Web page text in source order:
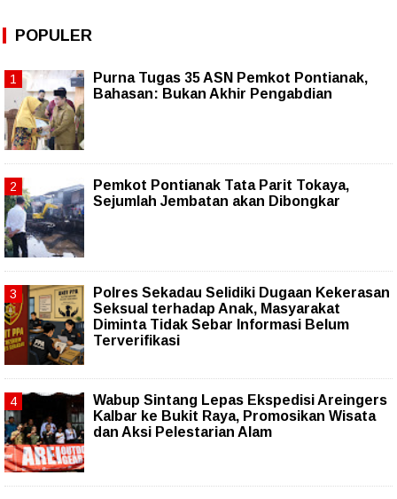
POPULER
Purna Tugas 35 ASN Pemkot Pontianak,
Bahasan: Bukan Akhir Pengabdian
Pemkot Pontianak Tata Parit Tokaya,
Sejumlah Jembatan akan Dibongkar
Polres Sekadau Selidiki Dugaan Kekerasan
Seksual terhadap Anak, Masyarakat
Diminta Tidak Sebar Informasi Belum
Terverifikasi
Wabup Sintang Lepas Ekspedisi Areingers
Kalbar ke Bukit Raya, Promosikan Wisata
dan Aksi Pelestarian Alam